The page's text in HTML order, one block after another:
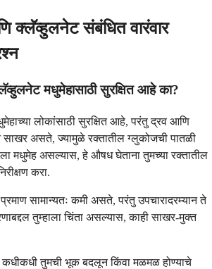
क्लॅव्हुलनेट संबंधित वारंवार
मधुमेहासाठी सुरक्षित आहे का?
लोकांसाठी सुरक्षित आहे, परंतु द्रव आणि
साखर असते, ज्यामुळे रक्तातील ग्लुकोजची पातळी
मधुमेह असल्यास, हे औषध घेताना तुमच्या रक्तातील
करा.
सामान्यतः कमी असते, परंतु उपचारादरम्यान ते
तुम्हाला चिंता असल्यास, काही साखर-मुक्त
तुमची भूक बदलून किंवा मळमळ होण्याचे